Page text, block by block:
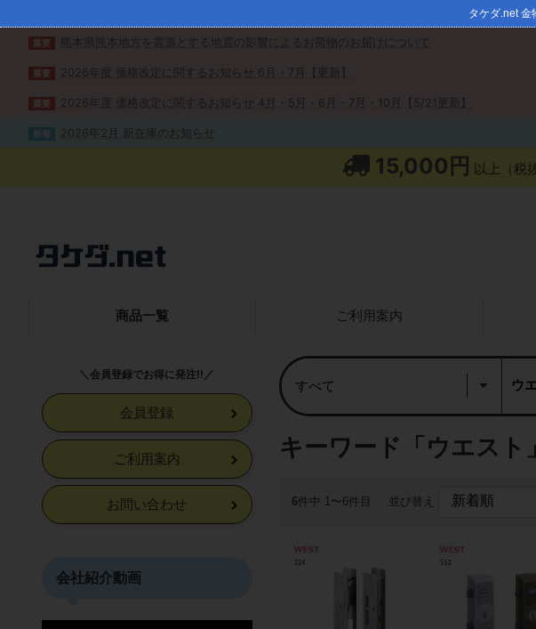
重要 熊本県熊本地方を震源とする地震の影響によるお荷物のお届けについて
重要 2026年度 価格改定に関するお知らせ 6月・7月【更新】
重要 2026年度 価格改定に関するお知らせ 4月・5月・6月・7月・10月【5/21更新】
新着 2026年2月 新在庫のお知らせ
タケダ.net 金
15,000円 以上（税
商品一覧 ご利用案内
キーワード「ウエスト
6件中 1〜6件目 並び替え
＼会員登録でお得に発注!!／
会員登録
ご利用案内
お問い合わせ
会社紹介動画